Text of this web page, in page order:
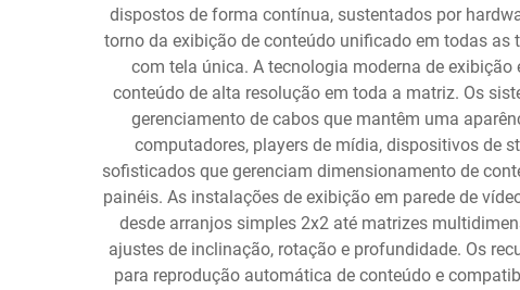
dispostos de forma contínua, sustentados por
torno da exibição de conteúdo unificado em todas
com tela única. A tecnologia moderna de
conteúdo de alta resolução em toda a matriz. Os
gerenciamento de cabos que mantêm uma
computadores, players de mídia, dispositivos de
sofisticados que gerenciam dimensionamento de
painéis. As instalações de exibição em parede de
desde arranjos simples 2x2 até matrizes
ajustes de inclinação, rotação e profundidade. Os
para reprodução automática de conteúdo e